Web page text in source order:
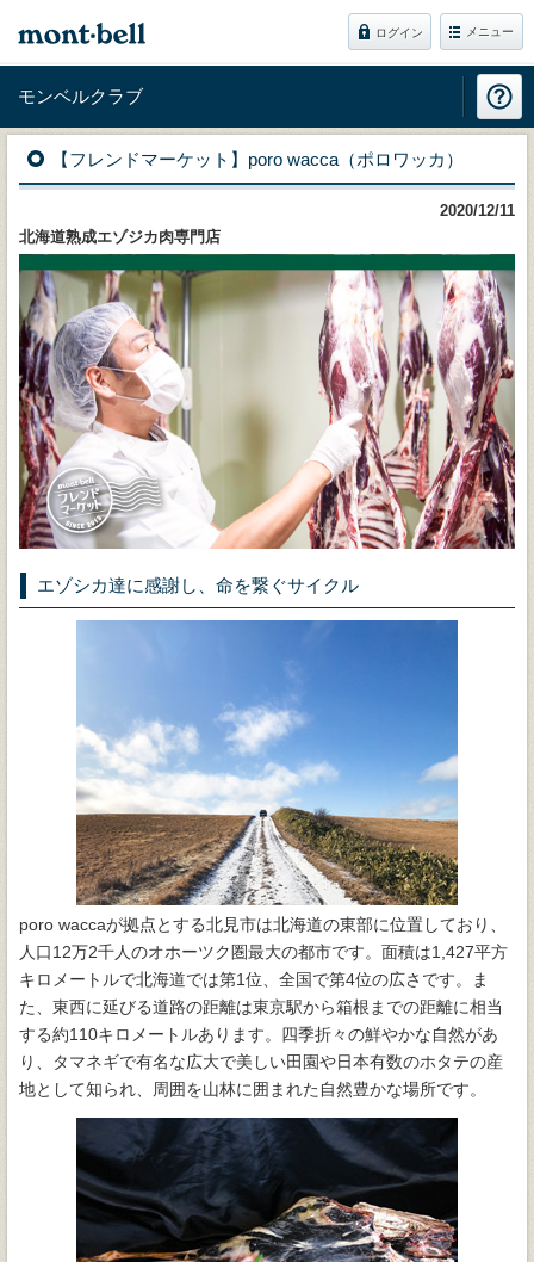
ログイン メニュー
モンベルクラブ
【フレンドマーケット】poro wacca（ポロワッカ）
2020/12/11
北海道熟成エゾジカ肉専門店
エゾシカ達に感謝し、命を繋ぐサイクル
poro waccaが拠点とする北見市は北海道の東部に位置しており、
人口12万2千人のオホーツク圏最大の都市です。面積は1,427平方
キロメートルで北海道では第1位、全国で第4位の広さです。ま
た、東西に延びる道路の距離は東京駅から箱根までの距離に相当
する約110キロメートルあります。四季折々の鮮やかな自然があ
り、タマネギで有名な広大で美しい田園や日本有数のホタテの産
地として知られ、周囲を山林に囲まれた自然豊かな場所です。